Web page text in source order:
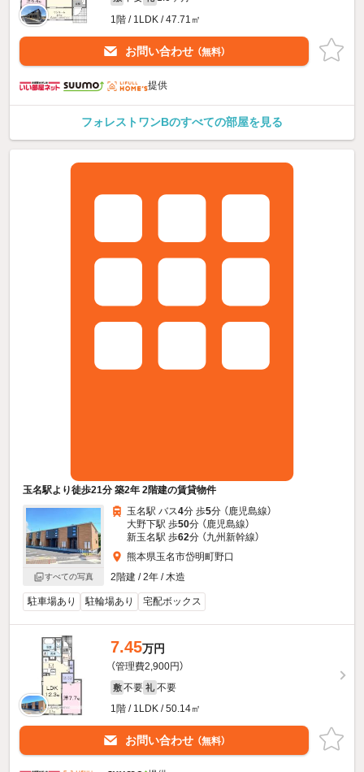
1階 / 1LDK / 47.71㎡
お問い合わせ （無料）
提供
フォレストワンBのすべての部屋を見る
玉名駅より徒歩21分 築2年 2階建の賃貸物件
すべての写真
玉名駅 バス4分 歩5分 （鹿児島線）
大野下駅 歩50分 （鹿児島線）
新玉名駅 歩62分 （九州新幹線）
熊本県玉名市岱明町野口
2階建 / 2年 / 木造
駐車場あり 駐輪場あり 宅配ボックス
7.45万円
（管理費2,900円）
敷 不要 礼 不要
1階 / 1LDK / 50.14㎡
お問い合わせ （無料）